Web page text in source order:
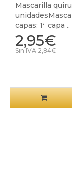
Mascarilla
capas: 1ª capa ..
2,95€
Sin IVA 2,84€